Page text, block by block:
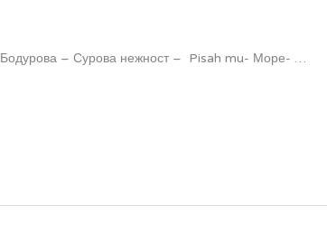
– Сурова нежност – Pisah mu- Море- …